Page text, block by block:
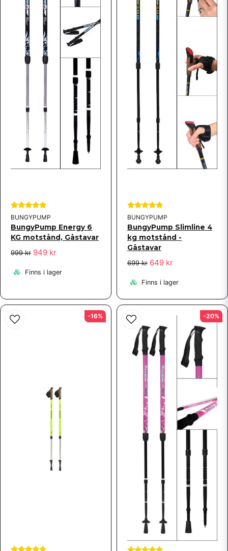
Skicka fråga
BUNGYPUMP
BungyPump Energy 6
KG motstånd, Gåstavar
999 kr 949 kr
Finns i lager
BUNGYPUMP
BungyPump Slimline 4
kg motstånd -
Gåstavar
699 kr 649 kr
Finns i lager
-16% -20%